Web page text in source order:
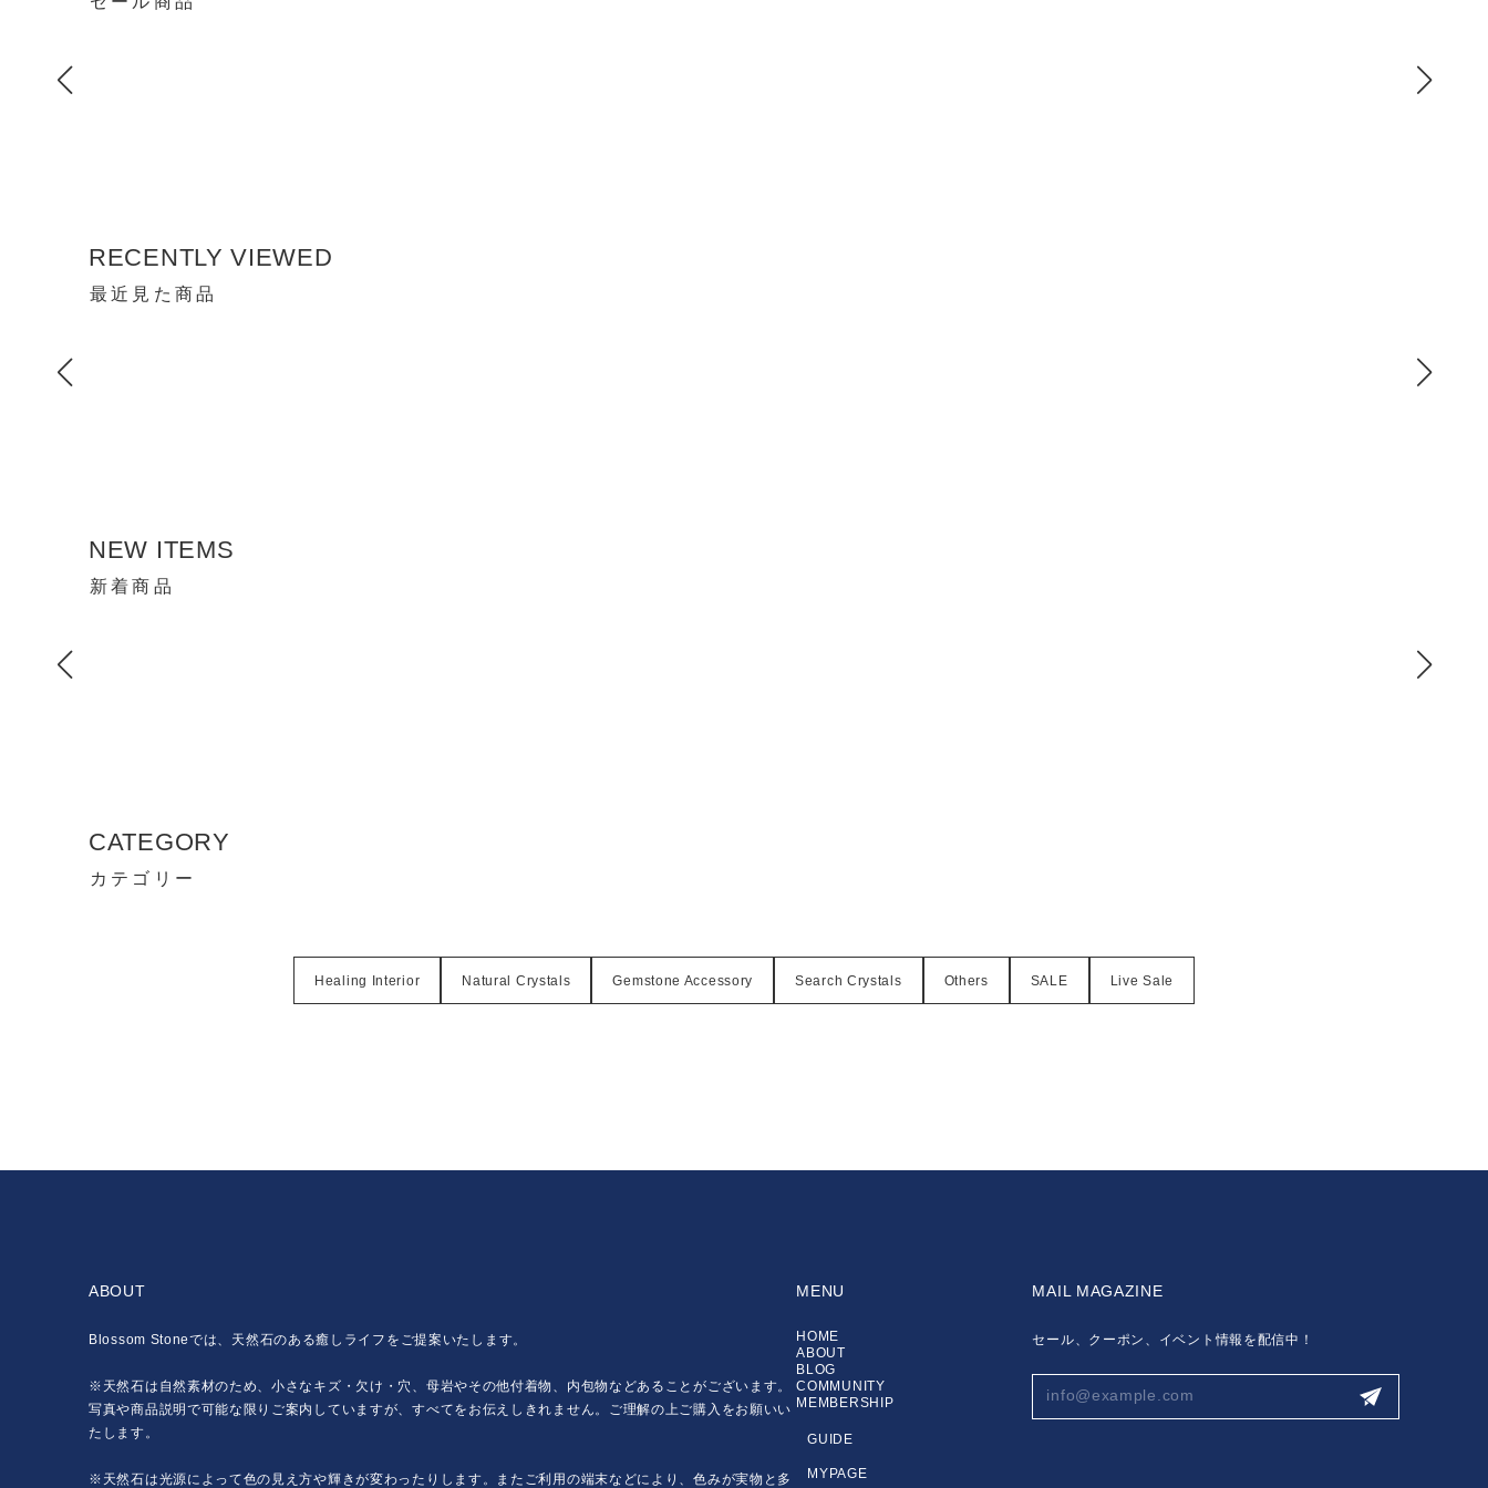
RECENTLY VIEWED
最近見た商品
NEW ITEMS
新着商品
CATEGORY
カテゴリー
Healing Interior Natural Crystals Gemstone Accessory Search Crystals Others SALE Live Sale
ABOUT
Blossom Stoneでは、天然石のある癒しライフをご提案いたします。
※天然石は自然素材のため、小さなキズ・欠け・穴、母岩やその他付着物、内包物などあることがございます。
写真や商品説明で可能な限りご案内していますが、すべてをお伝えしきれません。ご理解の上ご購入をお願いい
たします。
※天然石は光源によって色の見え方や輝きが変わったりします。またご利用の端末などにより、色みが実物と多
MENU
HOME
ABOUT
BLOG
COMMUNITY
MEMBERSHIP
GUIDE
MYPAGE
MAIL MAGAZINE
セール、クーポン、イベント情報を配信中！